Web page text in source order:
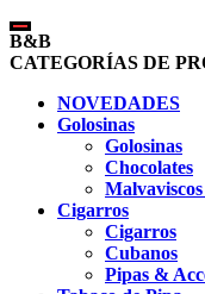
B&B
CATEGORÍAS DE
NOVEDADES
Golosinas
Golosinas
Chocolates
Cigarros
Cigarros
Cubanos
Pipas &